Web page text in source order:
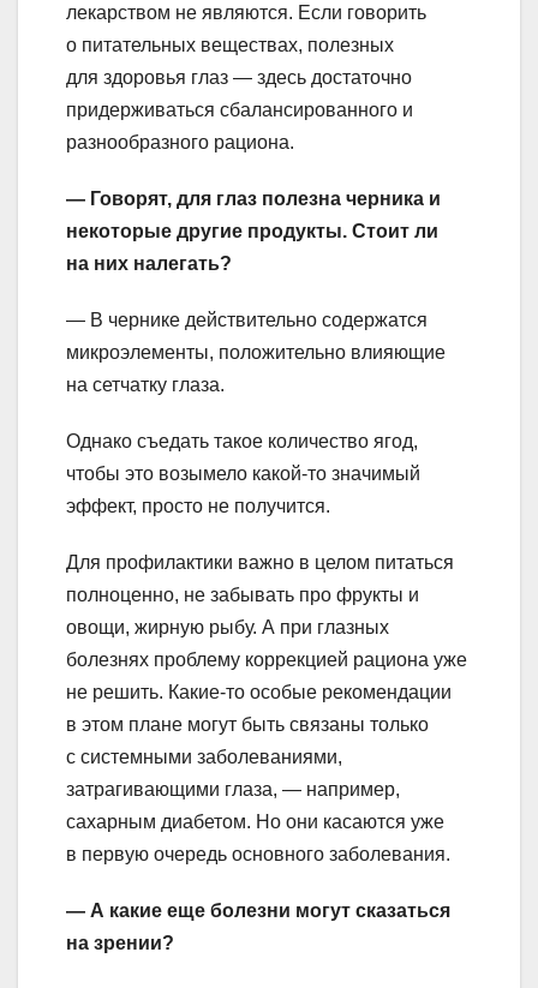
лекарством не являются. Если говорить
о питательных веществах, полезных
для здоровья глаз — здесь достаточно
придерживаться сбалансированного и
разнообразного рациона.
— Говорят, для глаз полезна черника и
некоторые другие продукты. Стоит ли
на них налегать?
— В чернике действительно содержатся
микроэлементы, положительно влияющие
на сетчатку глаза.
Однако съедать такое количество ягод,
чтобы это возымело какой-то значимый
эффект, просто не получится.
Для профилактики важно в целом питаться
полноценно, не забывать про фрукты и
овощи, жирную рыбу. А при глазных
болезнях проблему коррекцией рациона уже
не решить. Какие-то особые рекомендации
в этом плане могут быть связаны только
с системными заболеваниями,
затрагивающими глаза, — например,
сахарным диабетом. Но они касаются уже
в первую очередь основного заболевания.
— А какие еще болезни могут сказаться
на зрении?